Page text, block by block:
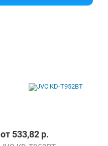
от 533,82 р.